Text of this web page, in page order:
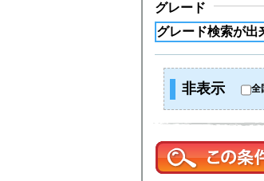
グレード
非表示 全